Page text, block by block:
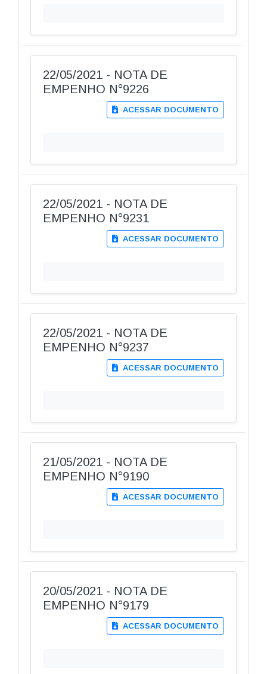
22/05/2021 - NOTA DE
EMPENHO N°9226
ACESSAR DOCUMENTO
22/05/2021 - NOTA DE
EMPENHO N°9231
ACESSAR DOCUMENTO
22/05/2021 - NOTA DE
EMPENHO N°9237
ACESSAR DOCUMENTO
21/05/2021 - NOTA DE
EMPENHO N°9190
ACESSAR DOCUMENTO
20/05/2021 - NOTA DE
EMPENHO N°9179
ACESSAR DOCUMENTO